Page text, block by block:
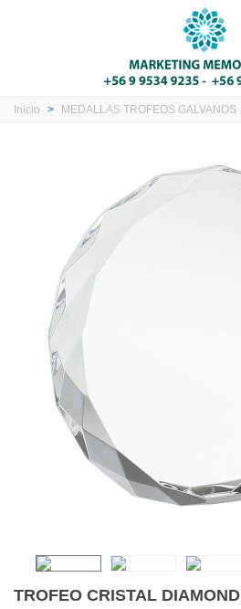
Inicio > MEDALLAS TROFEOS GALVANOS
TROFEO CRISTAL DIAMOND